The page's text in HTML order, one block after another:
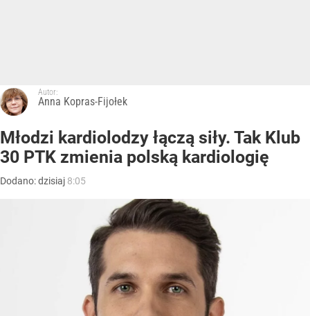
Autor:
Anna Kopras-Fijołek
Młodzi kardiolodzy łączą siły. Tak Klub
30 PTK zmienia polską kardiologię
Dodano:dzisiaj 8:05